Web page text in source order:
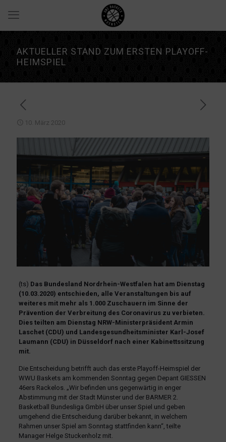
AKTUELLER STAND ZUM ERSTEN PLAYOFF-
HEIMSPIEL
10. März 2020
(ts) Das Bundesland Nordrhein-Westfalen hat am Dienstag
(10.03.2020) entschieden, alle Veranstaltungen bis auf
weiteres mit mehr als 1.000 Zuschauern im Sinne der
Prävention der Verbreitung des Coronavirus zu verbieten.
Dies teilten am Dienstag NRW-Ministerpräsident Armin
Laschet (CDU) und Landesgesundheitsminister Karl-Josef
Laumann (CDU) in Düsseldorf nach einer Kabinettssitzung
mit.
Die Entscheidung betrifft auch das erste Playoff-Heimspiel der
WWU Baskets am kommenden Sonntag gegen Depant GIESSEN
46ers Rackelos. „Wir befinden uns gegenwärtig in enger
Abstimmung mit der Stadt Münster und der BARMER 2.
Basketball Bundesliga GmbH über unser Spiel und geben
umgehend die Entscheidung darüber bekannt, in welchem
Rahmen unser Spiel am Sonntag stattfinden kann“, teilte
Manager Helge Stuckenholz mit.